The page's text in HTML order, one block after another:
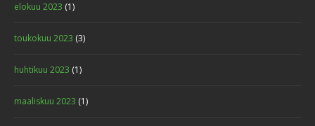
elokuu 2023 (1)
toukokuu 2023 (3)
huhtikuu 2023 (1)
maaliskuu 2023 (1)